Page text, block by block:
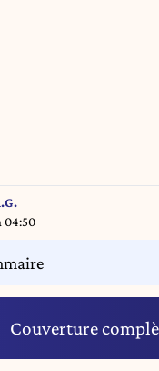
04:50
Couverture